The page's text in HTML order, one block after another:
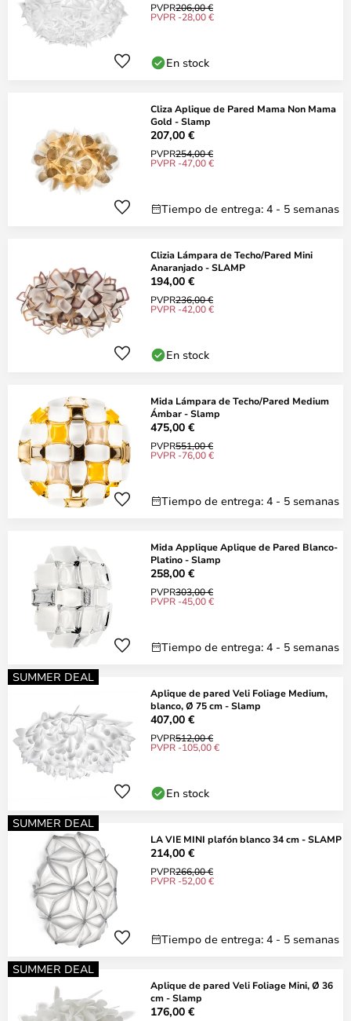
PVPR206,00 €
PVPR -28,00 €
En stock
Cliza Aplique de Pared Mama Non Mama
Gold - Slamp
207,00 €
PVPR254,00 €
PVPR -47,00 €
Tiempo de entrega: 4 - 5 semanas
Clizia Lámpara de Techo/Pared Mini
Anaranjado - SLAMP
194,00 €
PVPR236,00 €
PVPR -42,00 €
En stock
Mida Lámpara de Techo/Pared Medium
Ámbar - Slamp
475,00 €
PVPR551,00 €
PVPR -76,00 €
Tiempo de entrega: 4 - 5 semanas
Mida Applique Aplique de Pared Blanco-
Platino - Slamp
258,00 €
PVPR303,00 €
PVPR -45,00 €
Tiempo de entrega: 4 - 5 semanas
SUMMER DEAL
Aplique de pared Veli Foliage Medium,
blanco, Ø 75 cm - Slamp
407,00 €
PVPR512,00 €
PVPR -105,00 €
En stock
SUMMER DEAL
LA VIE MINI plafón blanco 34 cm - SLAMP
214,00 €
PVPR266,00 €
PVPR -52,00 €
Tiempo de entrega: 4 - 5 semanas
SUMMER DEAL
Aplique de pared Veli Foliage Mini, Ø 36
cm - Slamp
176,00 €